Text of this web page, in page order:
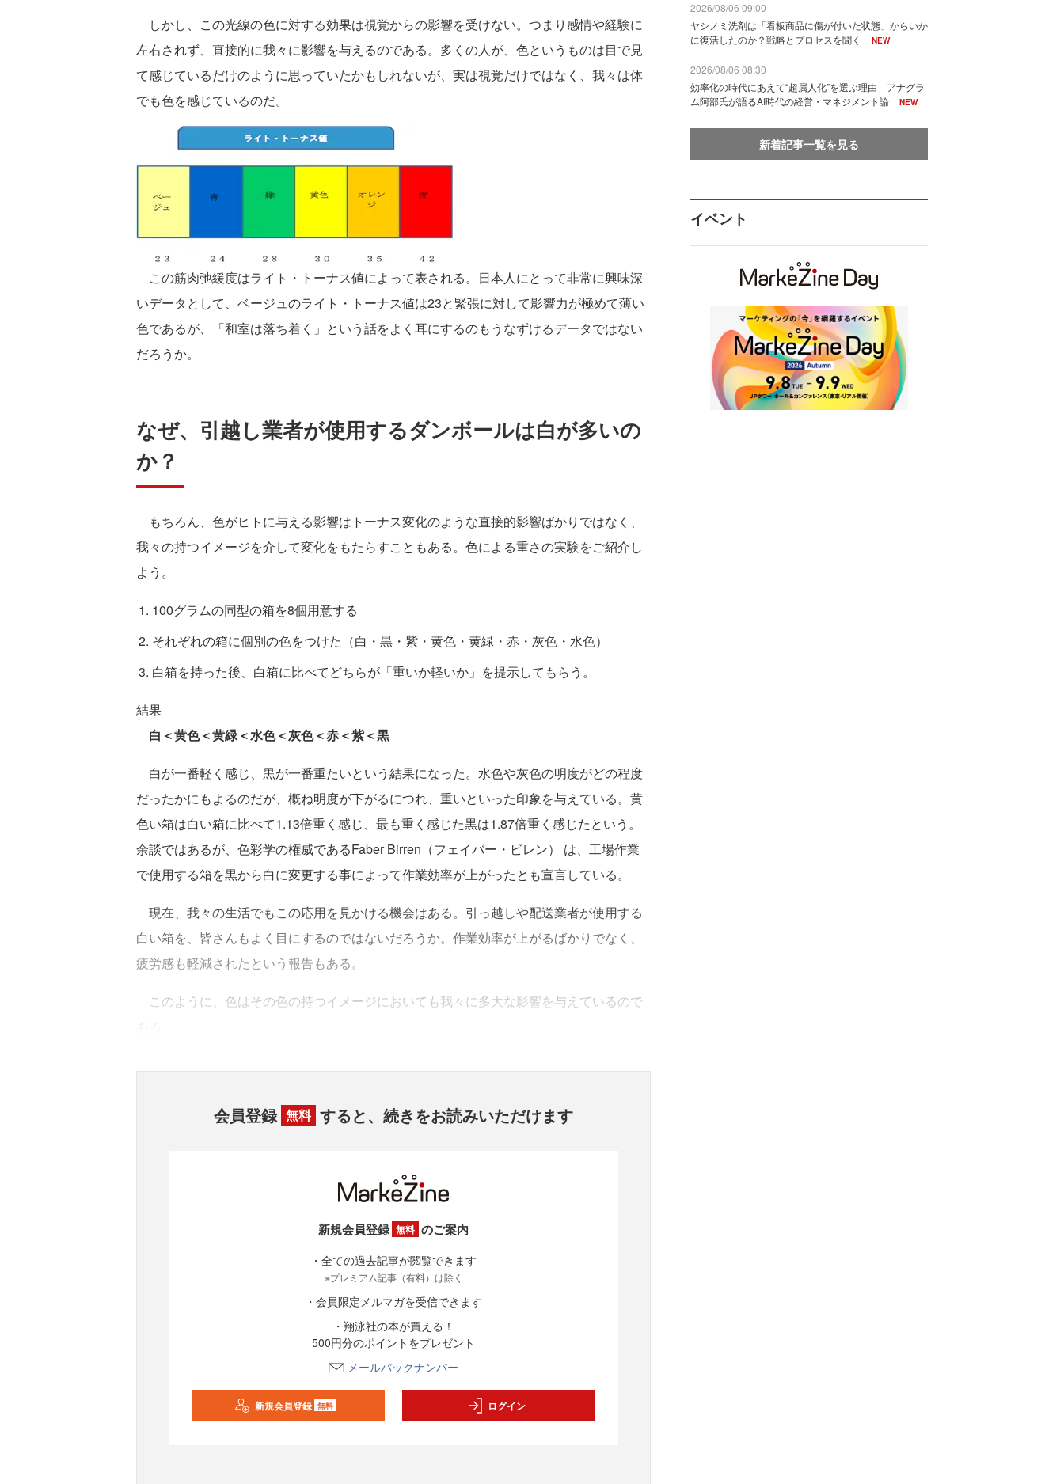
しかし、この光線の色に対する効果は視覚からの影響を受けない。つまり感情や経験に
左右されず、直接的に我々に影響を与えるのである。多くの人が、色というものは目で見
て感じているだけのように思っていたかもしれないが、実は視覚だけではなく、我々は体
でも色を感じているのだ。
この筋肉弛緩度はライト・トーナス値によって表される。日本人にとって非常に興味深
いデータとして、ベージュのライト・トーナス値は23と緊張に対して影響力が極めて薄い
色であるが、「和室は落ち着く」という話をよく耳にするのもうなずけるデータではない
だろうか。
なぜ、引越し業者が使用するダンボールは白が多いの
か？
もちろん、色がヒトに与える影響はトーナス変化のような直接的影響ばかりではなく、
我々の持つイメージを介して変化をもたらすこともある。色による重さの実験をご紹介し
よう。
100グラムの同型の箱を8個用意する
それぞれの箱に個別の色をつけた（白・黒・紫・黄色・黄緑・赤・灰色・水色）
白箱を持った後、白箱に比べてどちらが「重いか軽いか」を提示してもらう。
結果
白＜黄色＜黄緑＜水色＜灰色＜赤＜紫＜黒
白が一番軽く感じ、黒が一番重たいという結果になった。水色や灰色の明度がどの程度
だったかにもよるのだが、概ね明度が下がるにつれ、重いといった印象を与えている。黄
色い箱は白い箱に比べて1.13倍重く感じ、最も重く感じた黒は1.87倍重く感じたという。
余談ではあるが、色彩学の権威であるFaber Birren（フェイバー・ビレン） は、工場作業
で使用する箱を黒から白に変更する事によって作業効率が上がったとも宣言している。
現在、我々の生活でもこの応用を見かける機会はある。引っ越しや配送業者が使用する
白い箱を、皆さんもよく目にするのではないだろうか。作業効率が上がるばかりでなく、
疲労感も軽減されたという報告もある。
このように、色はその色の持つイメージにおいても我々に多大な影響を与えているので
会員登録 無料 すると、続きをお読みいただけます
新規会員登録 無料 のご案内
・全ての過去記事が閲覧できます
※プレミアム記事（有料）は除く
・会員限定メルマガを受信できます
・翔泳社の本が買える！
500円分のポイントをプレゼント
メールバックナンバー
新規会員登録 無料 ログイン
2026/08/06 09:00
ヤシノミ洗剤は「看板商品に傷が付いた状態」からいか
に復活したのか？戦略とプロセスを聞く
NEW
2026/08/06 08:30
効率化の時代にあえて“超属人化”を選ぶ理由 アナグラ
ム阿部氏が語るAI時代の経営・マネジメント論
NEW
新着記事一覧を見る
イベント